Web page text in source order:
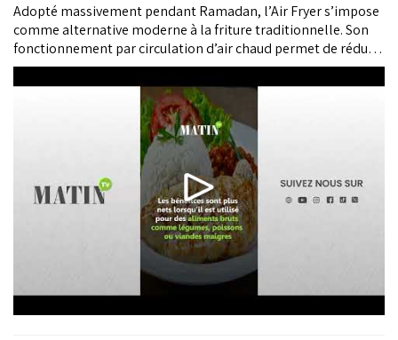
Adopté massivement pendant Ramadan, l’Air Fryer s’impose
comme alternative moderne à la friture traditionnelle. Son
fonctionnement par circulation d’air chaud permet de réduire
fortement l’usage d’huile. Les professionnels de santé
estiment que la baisse calorique peut atteindre 20 à 50%
selon les aliments préparés.